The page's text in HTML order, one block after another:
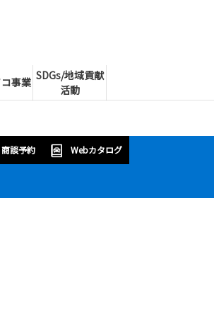
事業 SDGs/地域貢献
活動
商談予約 Webカタログ